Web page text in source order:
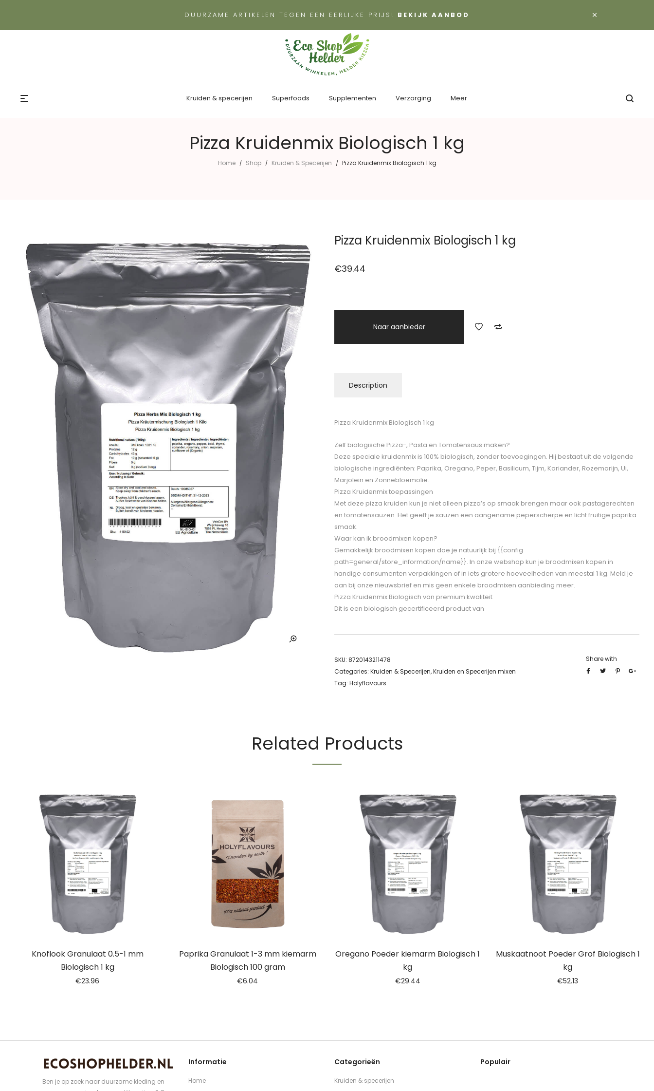
×
DUURZAME ARTIKELEN TEGEN EEN EERLIJKE PRIJS! BEKIJK AANBOD
Kruiden & specerijen Superfoods Supplementen Verzorging Meer
Pizza Kruidenmix Biologisch 1 kg
Home / Shop / Kruiden & Specerijen / Pizza Kruidenmix Biologisch 1 kg
Pizza Kruidenmix Biologisch 1 kg
€39.44
Naar aanbieder
Description
Pizza Kruidenmix Biologisch 1 kg
Zelf biologische Pizza-, Pasta en Tomatensaus maken?
Deze speciale kruidenmix is 100% biologisch, zonder toevoegingen. Hij bestaat uit de volgende
biologische ingrediënten: Paprika, Oregano, Peper, Basilicum, Tijm, Koriander, Rozemarijn, Ui,
Marjolein en Zonnebloemolie.
Pizza Kruidenmix toepassingen
Met deze pizza kruiden kun je niet alleen pizza’s op smaak brengen maar ook pastagerechten
en tomatensauzen. Het geeft je sauzen een aangename peperscherpe en licht fruitige paprika
smaak.
Waar kan ik broodmixen kopen?
Gemakkelijk broodmixen kopen doe je natuurlijk bij {{config
path=general/store_information/name}}. In onze webshop kun je broodmixen kopen in
handige consumenten verpakkingen of in iets grotere hoeveelheden van meestal 1 kg. Meld je
aan bij onze nieuwsbrief en mis geen enkele broodmixen aanbieding meer.
Pizza Kruidenmix Biologisch van premium kwaliteit
Dit is een biologisch gecertificeerd product van
SKU: 8720143211478
Categories: Kruiden & Specerijen,Kruiden en Specerijen mixen
Tag: Holyflavours
Share with
Related Products
Knoflook Granulaat 0.5-1 mm
Biologisch 1 kg
€23.96
Paprika Granulaat 1-3 mm kiemarm
Biologisch 100 gram
€6.04
Oregano Poeder kiemarm Biologisch 1
kg
€29.44
Muskaatnoot Poeder Grof Biologisch 1
kg
€52.13
Ben je op zoek naar duurzame kleding en
Informatie
Home
Categorieën
Kruiden & specerijen
Populair